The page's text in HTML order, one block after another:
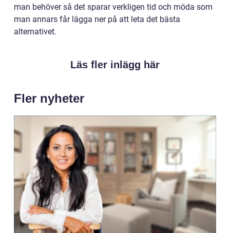
man behöver så det sparar verkligen tid och möda som
man annars får lägga ner på att leta det bästa
alternativet.
Läs fler inlägg här
Fler nyheter